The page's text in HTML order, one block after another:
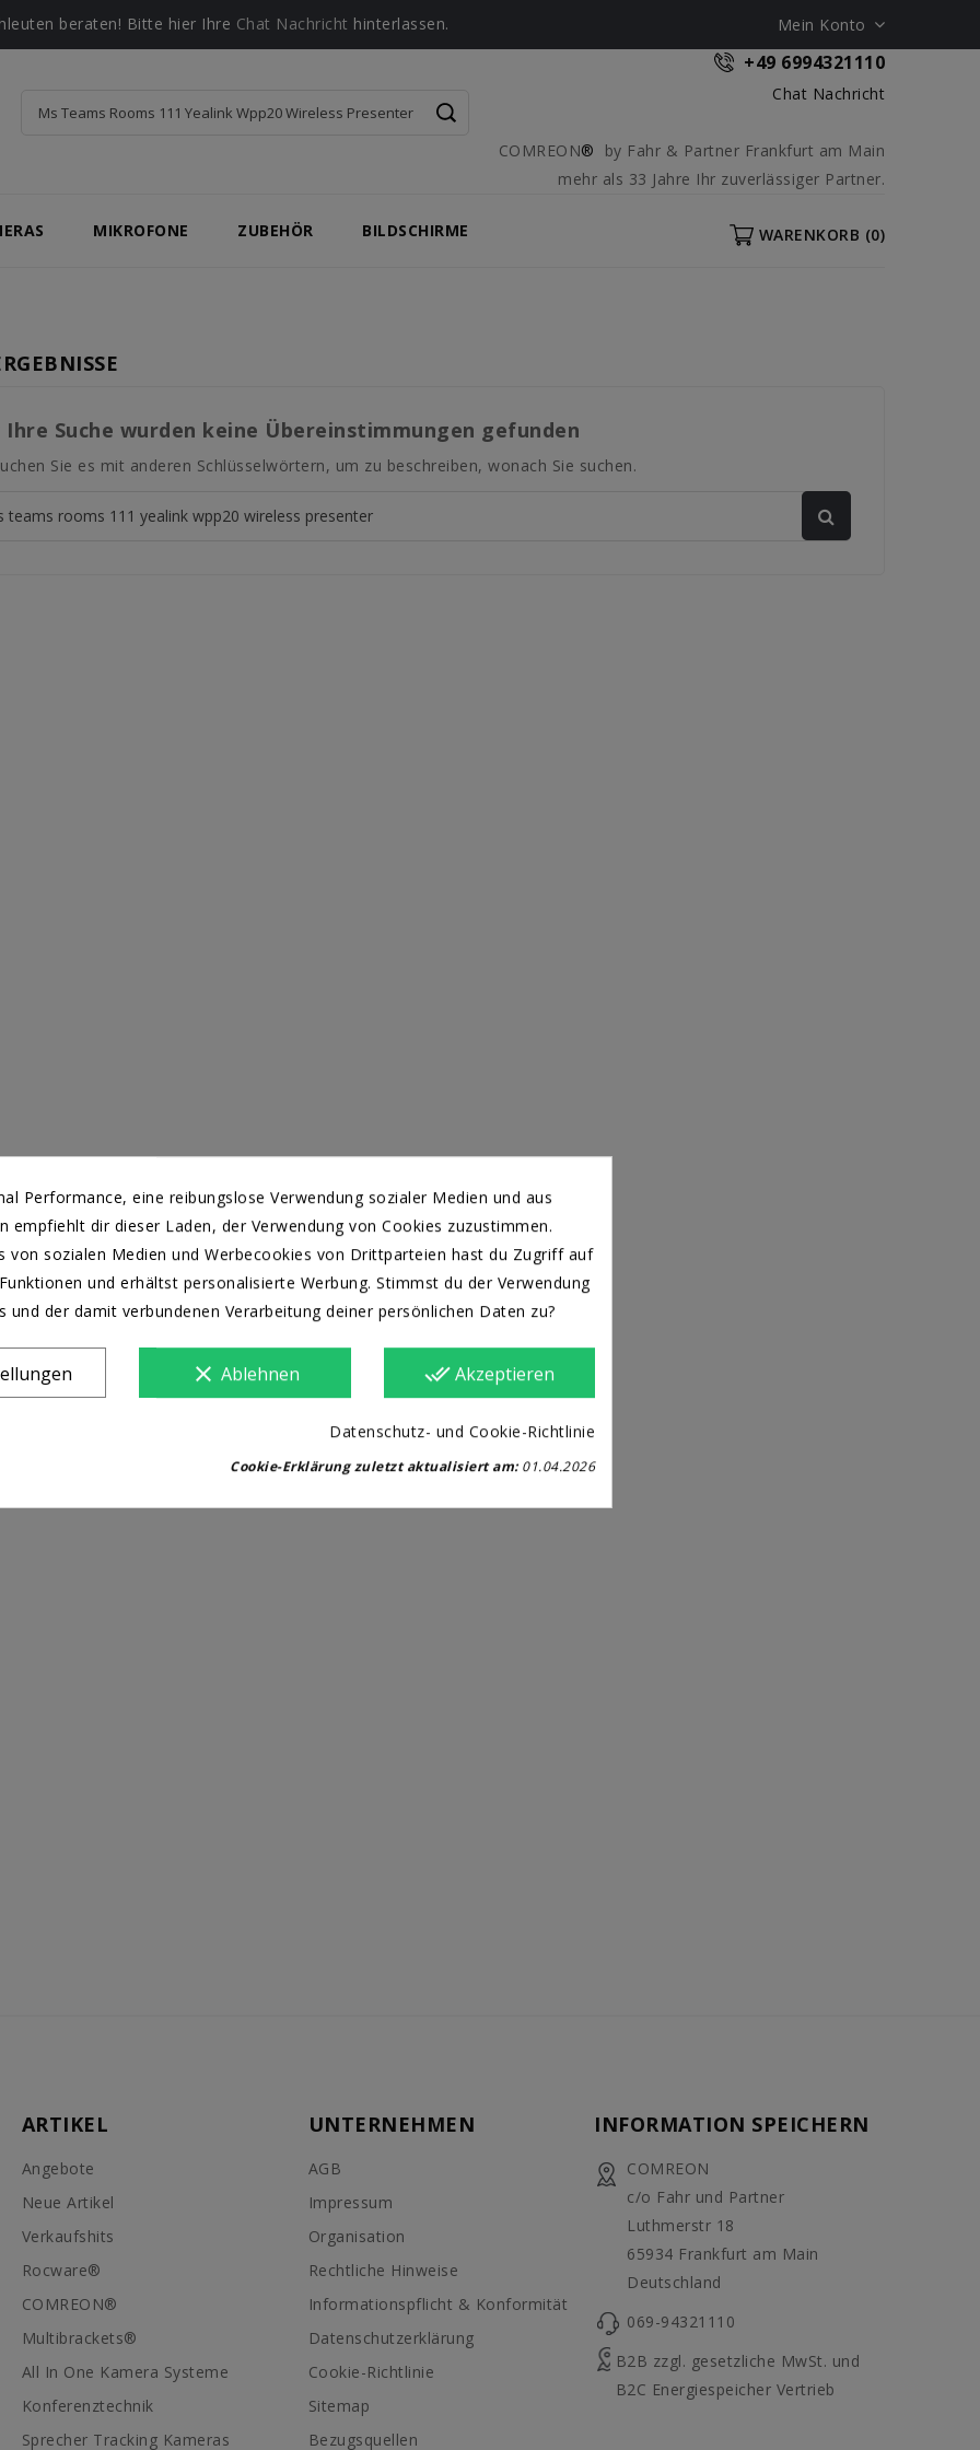
beraten! Bitte hier Ihre Chat Nachricht hinterlassen. Mein Konto
+49 6994321110
Chat Nachricht
COMREON®
by Fahr & Partner Frankfurt am Main
mehr als 33 Jahre Ihr zuverlässiger Partner.
MIKROFONE ZUBEHÖR BILDSCHIRME WARENKORB (0)
Ihre Suche wurden keine Übereinstimmungen gefunden
Sie es mit anderen Schlüsselwörtern, um zu beschreiben, wonach Sie suchen.
ARTIKEL
Angebote
Neue Artikel
Verkaufshits
Rocware®
COMREON®
Multibrackets®
All In One Kamera Systeme
Konferenztechnik
Sprecher Tracking Kameras
UNTERNEHMEN
AGB
Impressum
Organisation
Rechtliche Hinweise
Informationspflicht & Konformität
Datenschutzerklärung
Cookie-Richtlinie
Sitemap
Bezugsquellen
INFORMATION SPEICHERN
COMREON
c/o Fahr und Partner
Luthmerstr 18
65934 Frankfurt am Main
Deutschland
069-94321110
B2B zzgl. gesetzliche MwSt. und
B2C Energiespeicher Vertrieb
Performance, eine reibungslose Verwendung sozialer Medien und aus
empfiehlt dir dieser Laden, der Verwendung von Cookies zuzustimmen.
von sozialen Medien und Werbecookies von Drittparteien hast du Zugriff auf
und erhältst personalisierte Werbung. Stimmst du der Verwendung
und der damit verbundenen Verarbeitung deiner persönlichen Daten zu?
clear Ablehnen done_allAkzeptieren
Datenschutz- und Cookie-Richtlinie
Cookie-Erklärung zuletzt aktualisiert am:01.04.2026